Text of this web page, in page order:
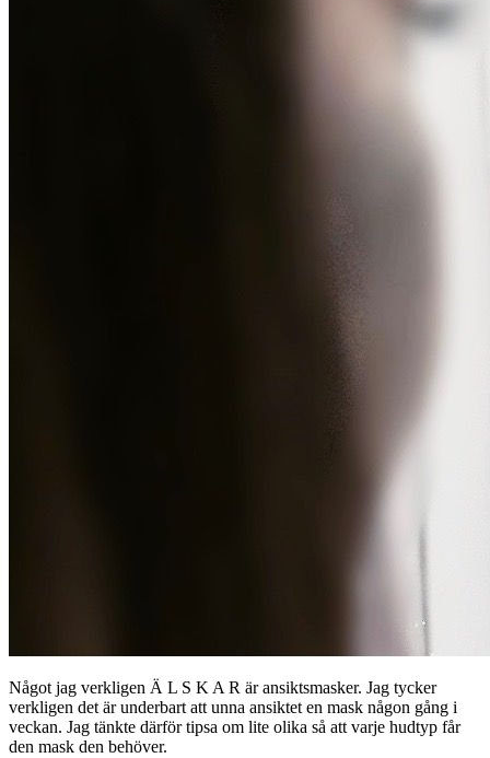
Något jag verkligen Ä L S K A R är ansiktsmasker. Jag tycker
verkligen det är underbart att unna ansiktet en mask någon gång i
veckan. Jag tänkte därför tipsa om lite olika så att varje hudtyp får
den mask den behöver.